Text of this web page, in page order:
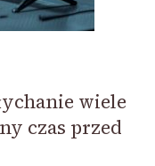
wiele
czas przed